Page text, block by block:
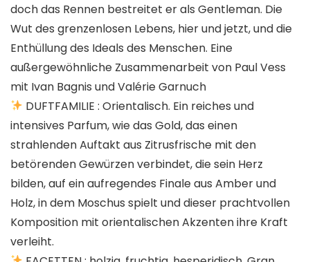
doch das Rennen bestreitet er als Gentleman. Die
Wut des grenzenlosen Lebens, hier und jetzt, und die
Enthüllung des Ideals des Menschen. Eine
außergewöhnliche Zusammenarbeit von Paul Vess
mit Ivan Bagnis und Valérie Garnuch
DUFTFAMILIE : Orientalisch. Ein reiches und
intensives Parfum, wie das Gold, das einen
strahlenden Auftakt aus Zitrusfrische mit den
betörenden Gewürzen verbindet, die sein Herz
bilden, auf ein aufregendes Finale aus Amber und
Holz, in dem Moschus spielt und dieser prachtvollen
Komposition mit orientalischen Akzenten ihre Kraft
verleiht.